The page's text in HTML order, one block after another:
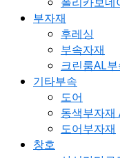
부자재
후레싱
부속자재
크린룸AL
기타부속
도어
동색부자재
도어부자재
창호